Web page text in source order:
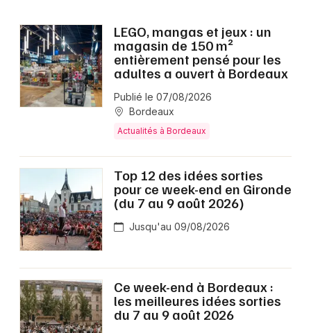
LEGO, mangas et jeux : un
magasin de 150 m²
entièrement pensé pour les
adultes a ouvert à Bordeaux
Publié le 07/08/2026
Bordeaux
Actualités à Bordeaux
Top 12 des idées sorties
pour ce week-end en Gironde
(du 7 au 9 août 2026)
Jusqu'au 09/08/2026
Ce week-end à Bordeaux :
les meilleures idées sorties
du 7 au 9 août 2026